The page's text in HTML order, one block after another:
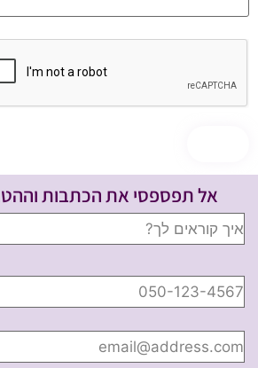
אל תפספסי את הכתבות